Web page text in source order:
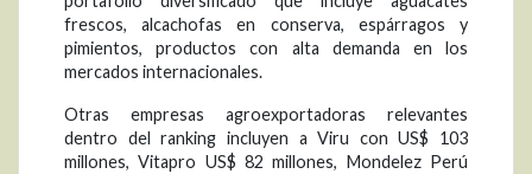
frescos, alcachofas en conserva, espárragos y
pimientos, productos con alta demanda en los
mercados internacionales.
Otras empresas agroexportadoras relevantes
dentro del ranking incluyen a Viru con US$ 103
millones, Vitapro US$ 82 millones, Mondelez Perú